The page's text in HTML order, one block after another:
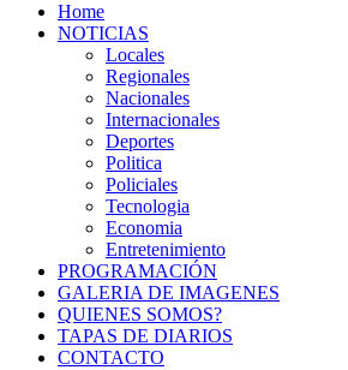
Home
NOTICIAS
Locales
Regionales
Nacionales
Internacionales
Deportes
Politica
Policiales
Tecnologia
Economia
Entretenimiento
PROGRAMACIÓN
GALERIA DE IMAGENES
QUIENES SOMOS?
TAPAS DE DIARIOS
CONTACTO